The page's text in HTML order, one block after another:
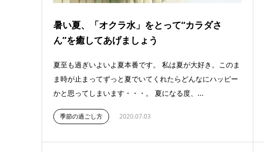
暑い夏、「オクラ水」をとって“カラダさ
ん”を癒してあげましょう
夏至も過ぎいよいよ夏本番です。 私は夏が大好き。このま
ま時が止まってずっと夏でいてくれたらどんなにハッピー
かと思ってしまいます・・・。 夏になる度、...
季節の過ごし方 2020.07.03